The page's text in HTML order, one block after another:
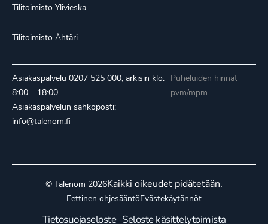
Tilitoimisto Ylivieska
Tilitoimisto Ähtäri
Asiakaspalvelu 0207 525 000, arkisin klo.
8:00 – 18:00
Asiakaspalvelun sähköposti:
info@talenom.fi
Puheluiden hinnat
pvm/mpm.
© Talenom 2026Kaikki oikeudet pidätetään.
Eettinen ohjesääntöEvästekäytännöt
Tietosuojaseloste Seloste käsittelytoimista